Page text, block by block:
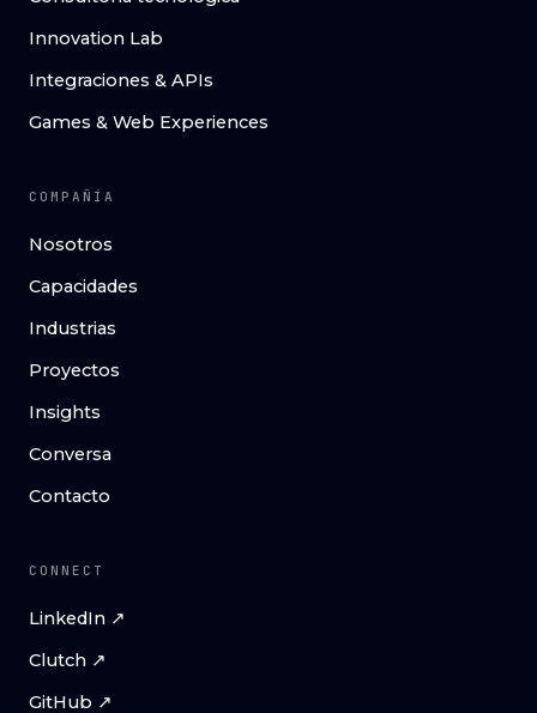
Innovation Lab
Integraciones & APIs
Games & Web Experiences
COMPAÑÍA
Nosotros
Capacidades
Industrias
Proyectos
Insights
Conversa
Contacto
CONNECT
LinkedIn ↗
Clutch ↗
GitHub ↗